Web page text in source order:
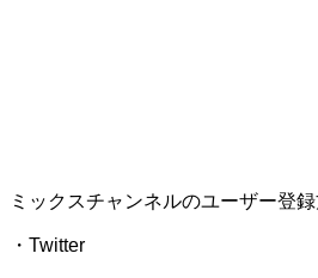
ミックスチャンネルのユーザー登
・Twitter